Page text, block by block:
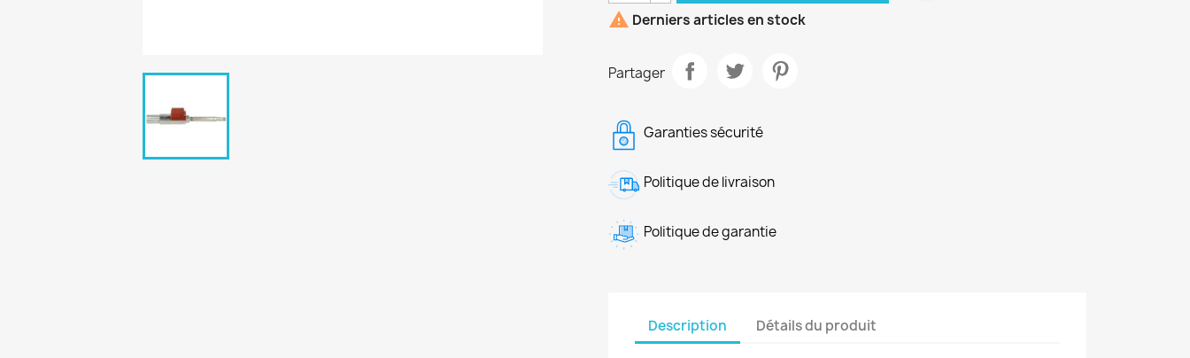
 Derniers articles en stock
Partager
Garanties sécurité
Politique de livraison
Politique de garantie
Description Détails du produit